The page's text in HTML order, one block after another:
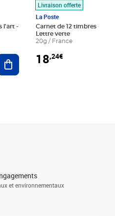
l'art -
Ajouter au panier
Livraison offerte
La Poste
Carnet de 12 timbres - Le
Lettre verte
20g / France
18,24€
et environnementaux